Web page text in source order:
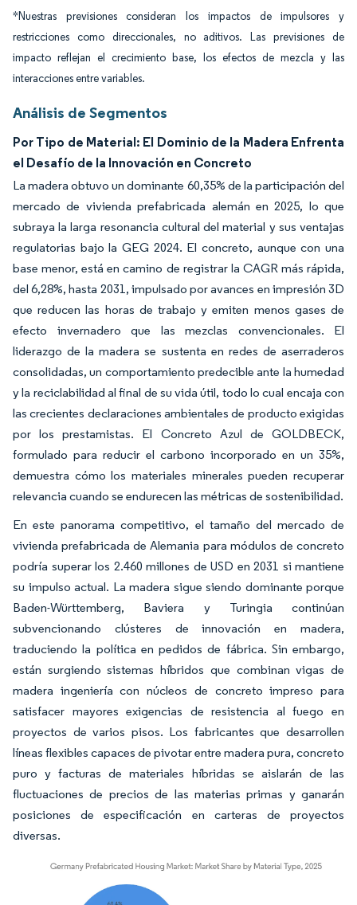
*Nuestras previsiones consideran los impactos de impulsores y
restricciones como direccionales, no aditivos. Las previsiones de
impacto reflejan el crecimiento base, los efectos de mezcla y las
interacciones entre variables.
Análisis de Segmentos
Por Tipo de Material: El Dominio de la Madera Enfrenta
el Desafío de la Innovación en Concreto
La madera obtuvo un dominante 60,35% de la participación del
mercado de vivienda prefabricada alemán en 2025, lo que
subraya la larga resonancia cultural del material y sus ventajas
regulatorias bajo la GEG 2024. El concreto, aunque con una
base menor, está en camino de registrar la CAGR más rápida,
del 6,28%, hasta 2031, impulsado por avances en impresión 3D
que reducen las horas de trabajo y emiten menos gases de
efecto invernadero que las mezclas convencionales. El
liderazgo de la madera se sustenta en redes de aserraderos
consolidadas, un comportamiento predecible ante la humedad
y la reciclabilidad al final de su vida útil, todo lo cual encaja con
las crecientes declaraciones ambientales de producto exigidas
por los prestamistas. El Concreto Azul de GOLDBECK,
formulado para reducir el carbono incorporado en un 35%,
demuestra cómo los materiales minerales pueden recuperar
relevancia cuando se endurecen las métricas de sostenibilidad.
En este panorama competitivo, el tamaño del mercado de
vivienda prefabricada de Alemania para módulos de concreto
podría superar los 2.460 millones de USD en 2031 si mantiene
su impulso actual. La madera sigue siendo dominante porque
Baden-Württemberg, Baviera y Turingia continúan
subvencionando clústeres de innovación en madera,
traduciendo la política en pedidos de fábrica. Sin embargo,
están surgiendo sistemas híbridos que combinan vigas de
madera ingeniería con núcleos de concreto impreso para
satisfacer mayores exigencias de resistencia al fuego en
proyectos de varios pisos. Los fabricantes que desarrollen
líneas flexibles capaces de pivotar entre madera pura, concreto
puro y facturas de materiales híbridas se aislarán de las
fluctuaciones de precios de las materias primas y ganarán
posiciones de especificación en carteras de proyectos
diversas.